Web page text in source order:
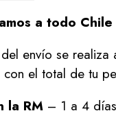
a todo Chile
envío se realiza
con el total de tu
la RM – 1 a 4